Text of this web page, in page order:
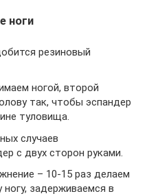
ноги
резиновый
ногой, второй
так, чтобы эспандер
туловища.
случаев
с двух сторон руками.
– 10-15 раз делаем
задерживаемся в